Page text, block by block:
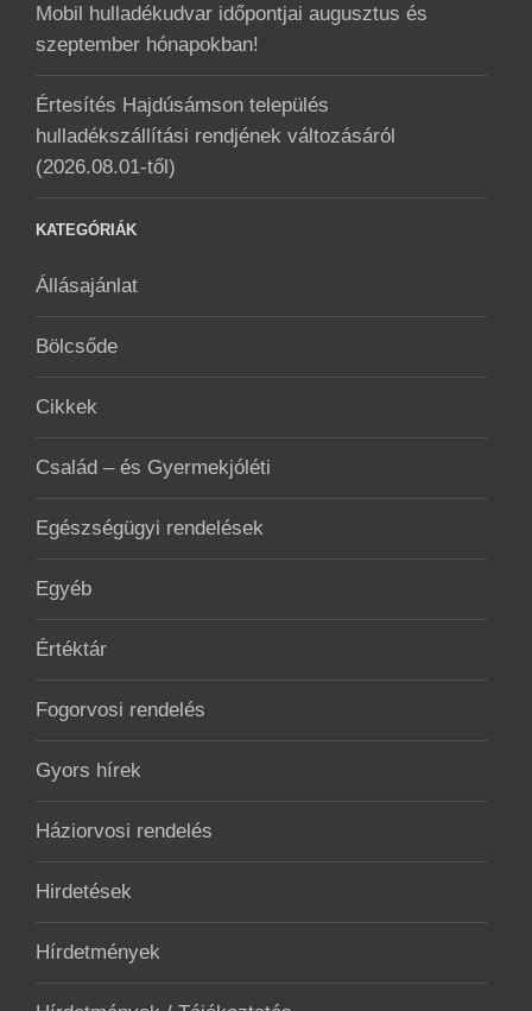
Mobil hulladékudvar ️időpontjai augusztus és
szeptember hónapokban!
Értesítés Hajdúsámson település
hulladékszállítási rendjének változásáról
(2026.08.01-től)
KATEGÓRIÁK
Állásajánlat
Bölcsőde
Cikkek
Család – és Gyermekjóléti
Egészségügyi rendelések
Egyéb
Értéktár
Fogorvosi rendelés
Gyors hírek
Háziorvosi rendelés
Hirdetések
Hírdetmények